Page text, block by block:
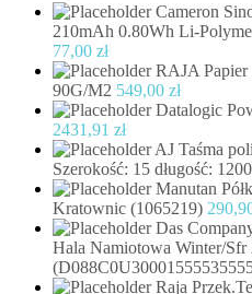
Cameron
210mAh 0.80Wh Li-
77,00 zł
RAJA Papier
90G/M2 549,00 zł
Datalogic
2431,91 zł
AJ Taśma
Szerokość: 15 długość:
Manutan
Kratownic (1065219)
Das
Hala Namiotowa Winter/
Raja